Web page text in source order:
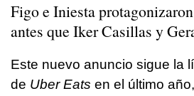
Figo e Iniesta
antes que Iker Casillas y
Este nuevo anuncio sigue la
de Uber Eats en el último